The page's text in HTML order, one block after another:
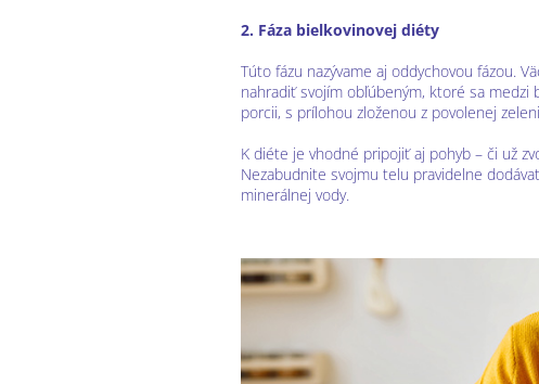
2. Fáza bielkovinovej diéty
Túto fázu nazývame aj oddychovou fázou.
nahradiť svojím obľúbeným, ktoré sa medzi
porcii, s prílohou zloženou z povolenej
K diéte je vhodné pripojiť aj pohyb – či už
Nezabudnite svojmu telu pravidelne
minerálnej vody.